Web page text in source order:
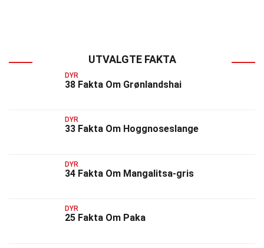
UTVALGTE FAKTA
DYR
38 Fakta Om Grønlandshai
DYR
33 Fakta Om Hoggnoseslange
DYR
34 Fakta Om Mangalitsa-gris
DYR
25 Fakta Om Paka